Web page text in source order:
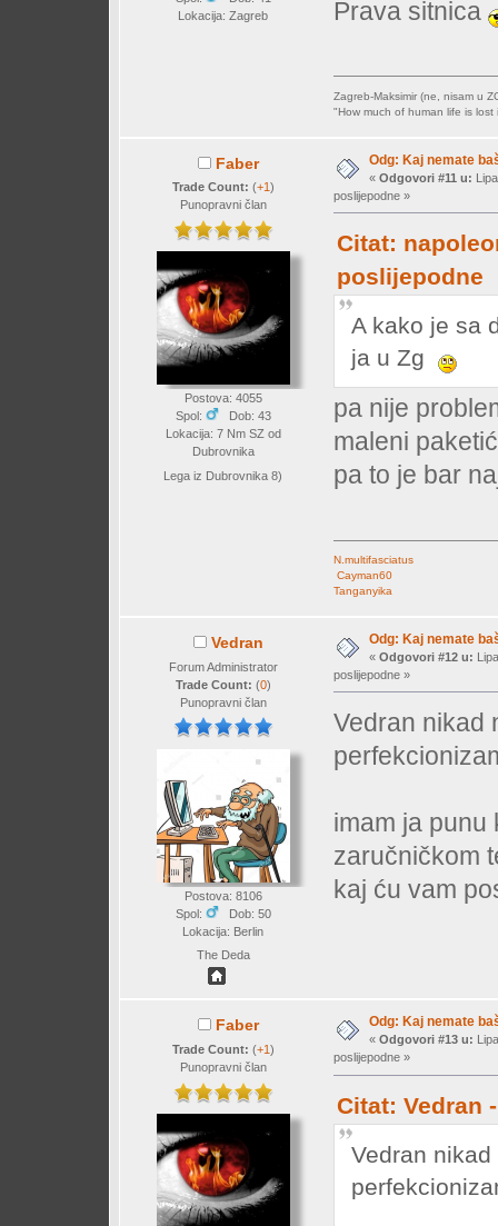
Lokacija: Zagreb
Prava sitnica
Zagreb-Maksimir (ne, nisam u
"How much of human life is lost
Faber
Trade Count: (+1 )
Punopravni član
Postova: 4055
Spol:
Dob: 43
Lokacija: 7 Nm SZ od
Dubrovnika
Lega iz Dubrovnika 8)
Odg: Kaj nemate
« Odgovori #11 u:
poslijepodne »
Citat:
poslijepodne
A kako je sa
ja u Zg
pa nije
maleni
pa to je bar
N.multifasciatus
Cayman60
Tanganyika
Vedran
Forum Administrator
Trade Count: (0)
Punopravni član
Postova: 8106
Spol:
Dob: 50
Lokacija: Berlin
The Deda
Odg: Kaj nemate
« Odgovori #12 u:
poslijepodne »
Vedran nikad
imam ja punu
zaručničkom
kaj ću vam
Faber
Trade Count: (+1)
Punopravni član
Odg: Kaj nemate
« Odgovori #13 u:
poslijepodne »
Citat: Vedran
Vedran